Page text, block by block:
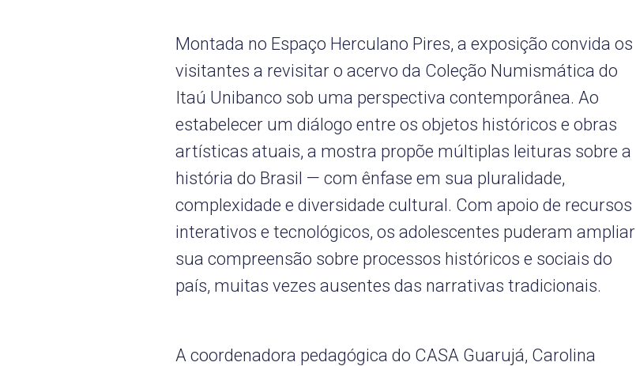
Montada no Espaço Herculano Pires, a exposição convida os
visitantes a revisitar o acervo da Coleção Numismática do
Itaú Unibanco sob uma perspectiva contemporânea. Ao
estabelecer um diálogo entre os objetos históricos e obras
artísticas atuais, a mostra propõe múltiplas leituras sobre a
história do Brasil — com ênfase em sua pluralidade,
complexidade e diversidade cultural. Com apoio de recursos
interativos e tecnológicos, os adolescentes puderam ampliar
sua compreensão sobre processos históricos e sociais do
país, muitas vezes ausentes das narrativas tradicionais.
A coordenadora pedagógica do CASA Guarujá, Carolina